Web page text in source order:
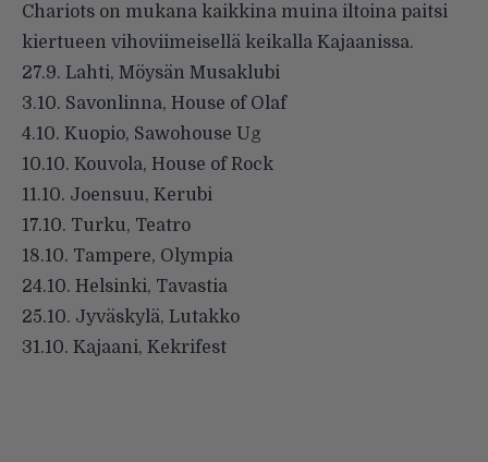
Chariots on mukana kaikkina muina iltoina paitsi
kiertueen vihoviimeisellä keikalla Kajaanissa.
27.9. Lahti, Möysän Musaklubi
3.10. Savonlinna, House of Olaf
4.10. Kuopio, Sawohouse Ug
10.10. Kouvola, House of Rock
11.10. Joensuu, Kerubi
17.10. Turku, Teatro
18.10. Tampere, Olympia
24.10. Helsinki, Tavastia
25.10. Jyväskylä, Lutakko
31.10. Kajaani, Kekrifest